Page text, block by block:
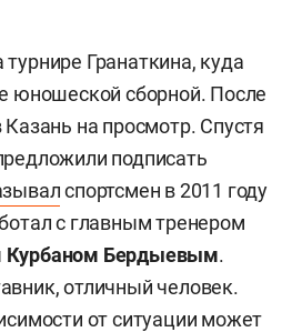
Гранаткина, куда
юношеской сборной. После
Казань на просмотр. Спустя
подписать
спортсмен в 2011 году
с главным тренером
Курбаном Бердыевым.
отличный человек.
от ситуации может